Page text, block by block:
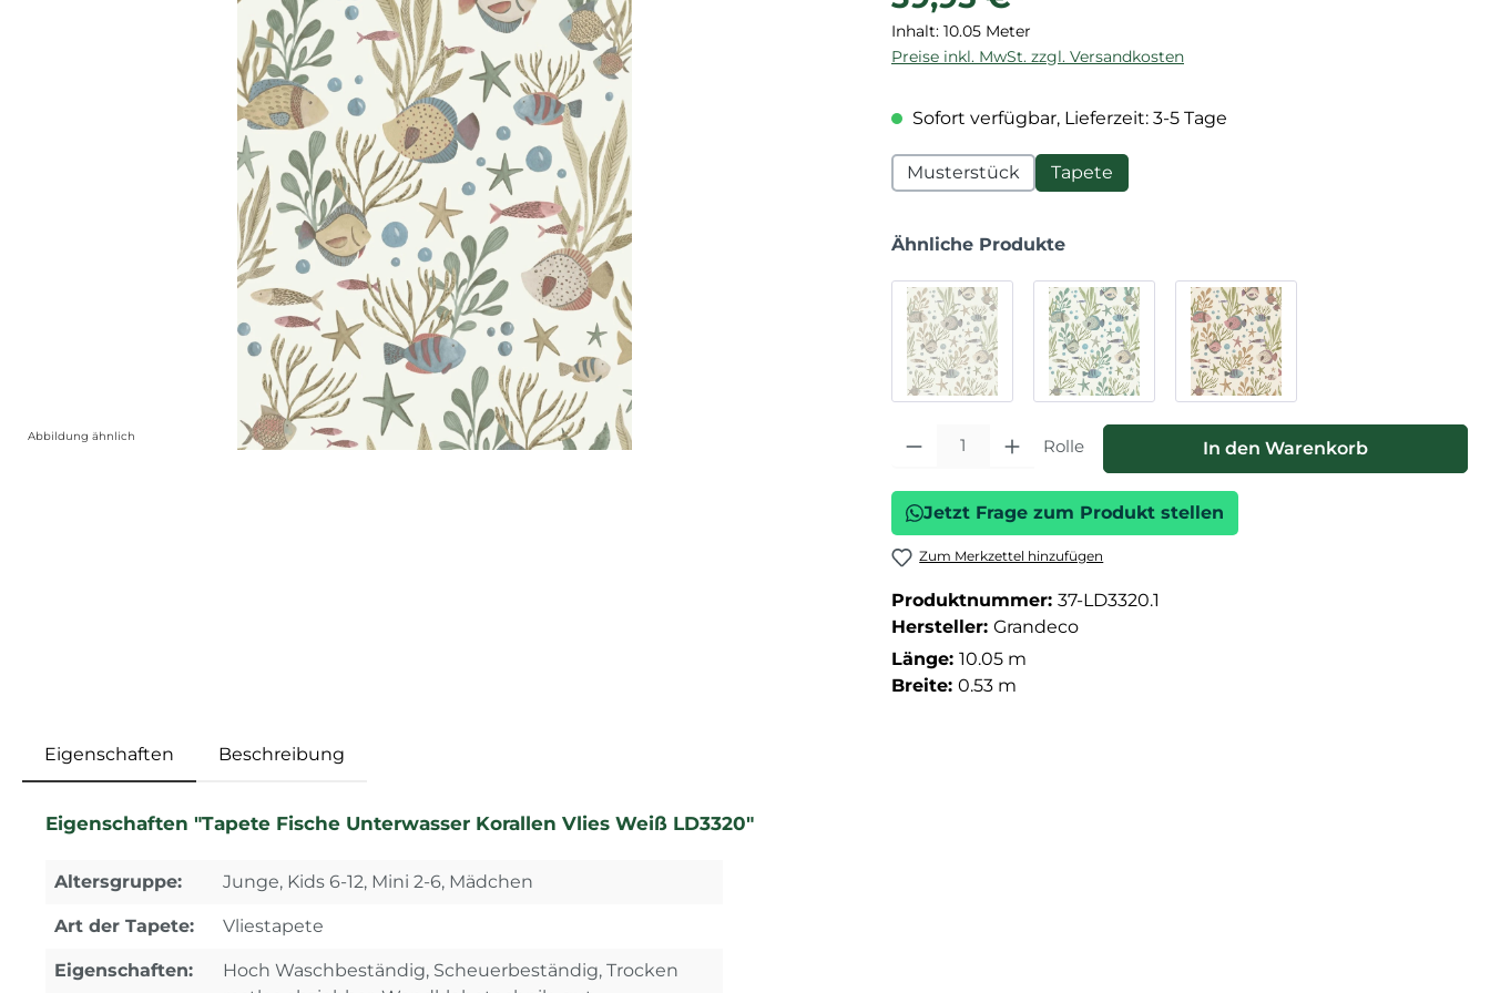
Abbildung ähnlich
Inhalt: 10.05 Meter
Preise inkl. MwSt. zzgl. Versandkosten
Sofort verfügbar, Lieferzeit: 3-5 Tage
Musterstück Tapete
Ähnliche Produkte
Produkt Anzahl: Gib den gewünschten Wert ein oder benutze die
Rolle In den Warenkorb
Jetzt Frage zum Produkt stellen
Zum Merkzettel hinzufügen
Produktnummer: 37-LD3320.1
Hersteller: Grandeco
Länge: 10.05 m
Breite: 0.53 m
Eigenschaften Beschreibung
Eigenschaften "Tapete Fische Unterwasser Korallen Vlies Weiß LD3320"
Altersgruppe: Junge, Kids 6-12, Mini 2-6, Mädchen
Art der Tapete: Vliestapete
Eigenschaften:
Hoch Waschbeständig, Scheuerbeständig, Trocken